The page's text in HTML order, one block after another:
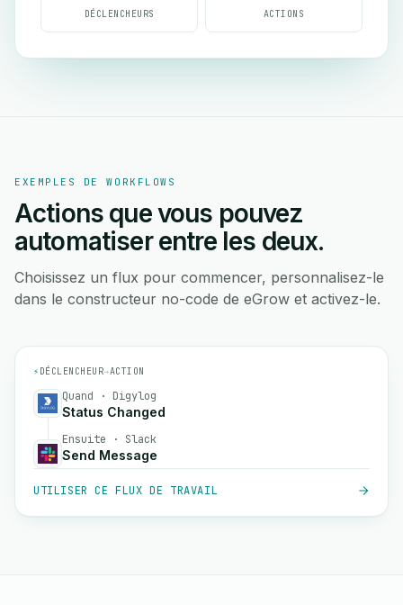
DÉCLENCHEURS ACTIONS
EXEMPLES DE WORKFLOWS
Actions que vous pouvez
automatiser entre les deux.
Choisissez un flux pour commencer, personnalisez-le
dans le constructeur no-code de eGrow et activez-le.
⚡ DÉCLENCHEUR→ACTION
Quand · Digylog
Status Changed
Ensuite · Slack
Send Message
UTILISER CE FLUX DE TRAVAIL